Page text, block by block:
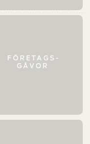
FÖRETAGS­
GÅVOR